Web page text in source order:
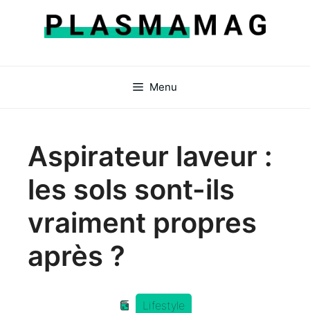
Menu
Aspirateur laveur :
les sols sont-ils
vraiment propres
après ?
Lifestyle